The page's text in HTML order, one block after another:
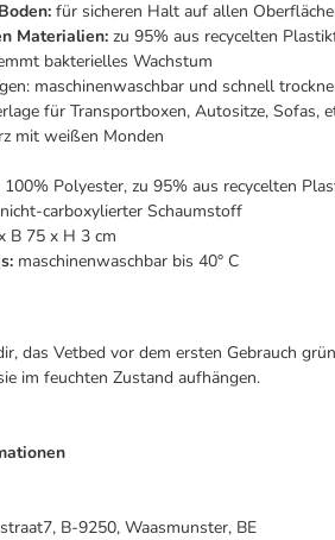
für sicheren Halt auf allen
Materialien: zu 95% aus recycelten
bakterielles Wachstum
maschinenwaschbar und schnell
für Transportboxen, Autositze, Sofas,
mit weißen Monden
100% Polyester, zu 95% aus recycelten
carboxylierter Schaumstoff
B 75 x H 3 cm
maschinenwaschbar bis 40° C
das Vetbed vor dem ersten Gebrauch
im feuchten Zustand aufhängen.
B-9250, Waasmunster, BE